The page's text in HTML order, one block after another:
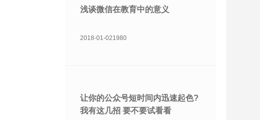
浅谈微信在教育中的意义
2018-01-021980
让你的公众号短时间内迅速起色?
我有这几招 要不要试看看